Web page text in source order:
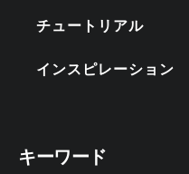
チュートリアル
インスピレーション
キーワード